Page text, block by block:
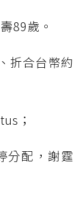
89歲。
折合台幣約
；
分配，謝霆